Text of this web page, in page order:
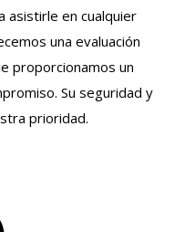
asistirle en cualquier
una evaluación
proporcionamos un
Su seguridad y
prioridad.